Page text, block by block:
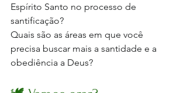
Espírito Santo no processo de
santificação?
Quais são as áreas em que você
precisa buscar mais a santidade e a
obediência a Deus?